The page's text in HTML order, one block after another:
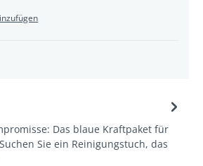
Das blaue Kraftpaket für
Sie ein Reinigungstuch, das